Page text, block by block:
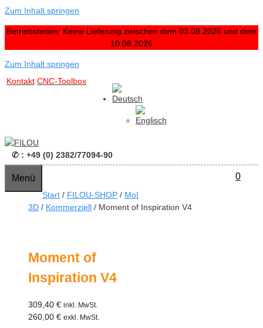
Zum Inhalt springen
Betriebsferien: Keine Lieferung zwischen dem 03.08.2026 und dem
10.08.2026
Zum Inhalt springen
Kontakt CNC-Toolbox
✆ : +49 (0) 2382/77094-90
0
Menü
Start / FILOU-SHOP / MoI
3D / Kommerziell / Moment of Inspiration V4
Moment of
Inspiration V4
309,40 € inkl. MwSt.
260,00 € exkl. MwSt.